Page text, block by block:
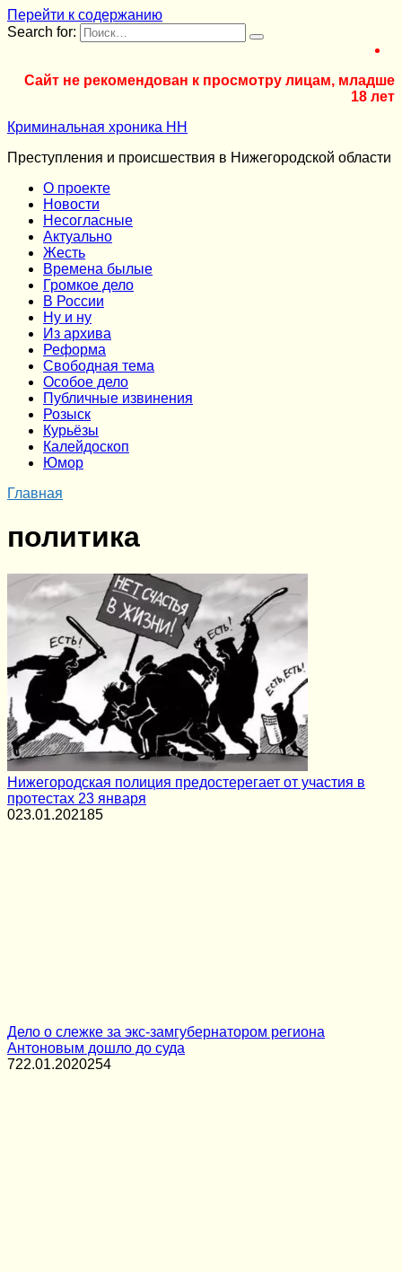
Перейти к содержанию
Search for:
Сайт не рекомендован к просмотру лицам, младше
18 лет
Криминальная хроника НН
Преступления и происшествия в Нижегородской области
О проекте
Новости
Несогласные
Актуально
Жесть
Времена былые
Громкое дело
В России
Ну и ну
Из архива
Реформа
Cвободная тема
Особое дело
Публичные извинения
Розыск
Курьёзы
Калейдоскоп
Юмор
Главная
политика
Нижегородская полиция предостерегает от участия в
протестах 23 января
023.01.202185
Дело о слежке за экс-замгубернатором региона
Антоновым дошло до суда
722.01.2020254